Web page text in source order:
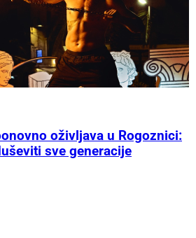
oživljava u Rogoznici:
sve generacije